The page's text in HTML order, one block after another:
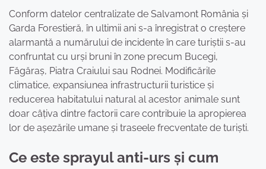
Conform datelor centralizate de Salvamont România și
Garda Forestieră, în ultimii ani s-a înregistrat o creștere
alarmantă a numărului de incidente în care turiștii s-au
confruntat cu urși bruni în zone precum Bucegi,
Făgăraș, Piatra Craiului sau Rodnei. Modificările
climatice, expansiunea infrastructurii turistice și
reducerea habitatului natural al acestor animale sunt
doar câțiva dintre factorii care contribuie la apropierea
lor de așezările umane și traseele frecventate de turiști.
Ce este sprayul anti-urs și cum